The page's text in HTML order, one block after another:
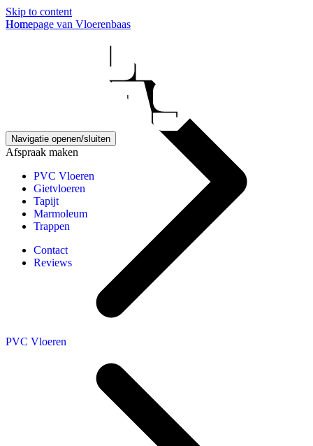
Skip to content
Homepage van Vloerenbaas
Navigatie openen/sluiten
Afspraak maken
PVC Vloeren
Gietvloeren
Tapijt
Marmoleum
Trappen
Contact
Reviews
Home
PVC Vloeren